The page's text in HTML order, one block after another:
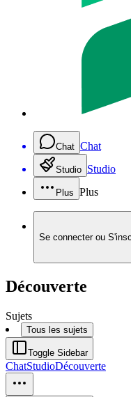
Chat Chat
Studio Studio
Plus Plus
Se connecter ou
Découverte
Sujets
Tous les sujets
Toggle Sidebar
ChatStudioDécouverte